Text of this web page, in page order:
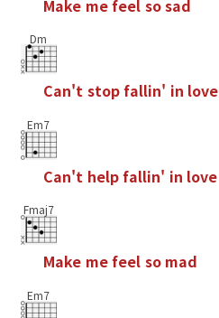
Make mefeel sosad
Dm
Can't stopfallin' in love
Em7
Can't helpfallin' in love
Fmaj7
Make mefeel so mad
Em7